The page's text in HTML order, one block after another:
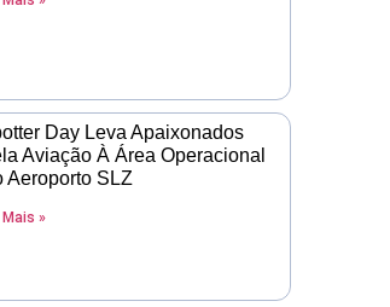
Day Leva Apaixonados
Aviação À Área Operacional
Aeroporto SLZ
Mais »